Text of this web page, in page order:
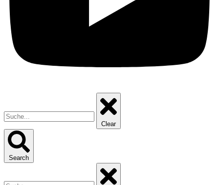
Clear
Search